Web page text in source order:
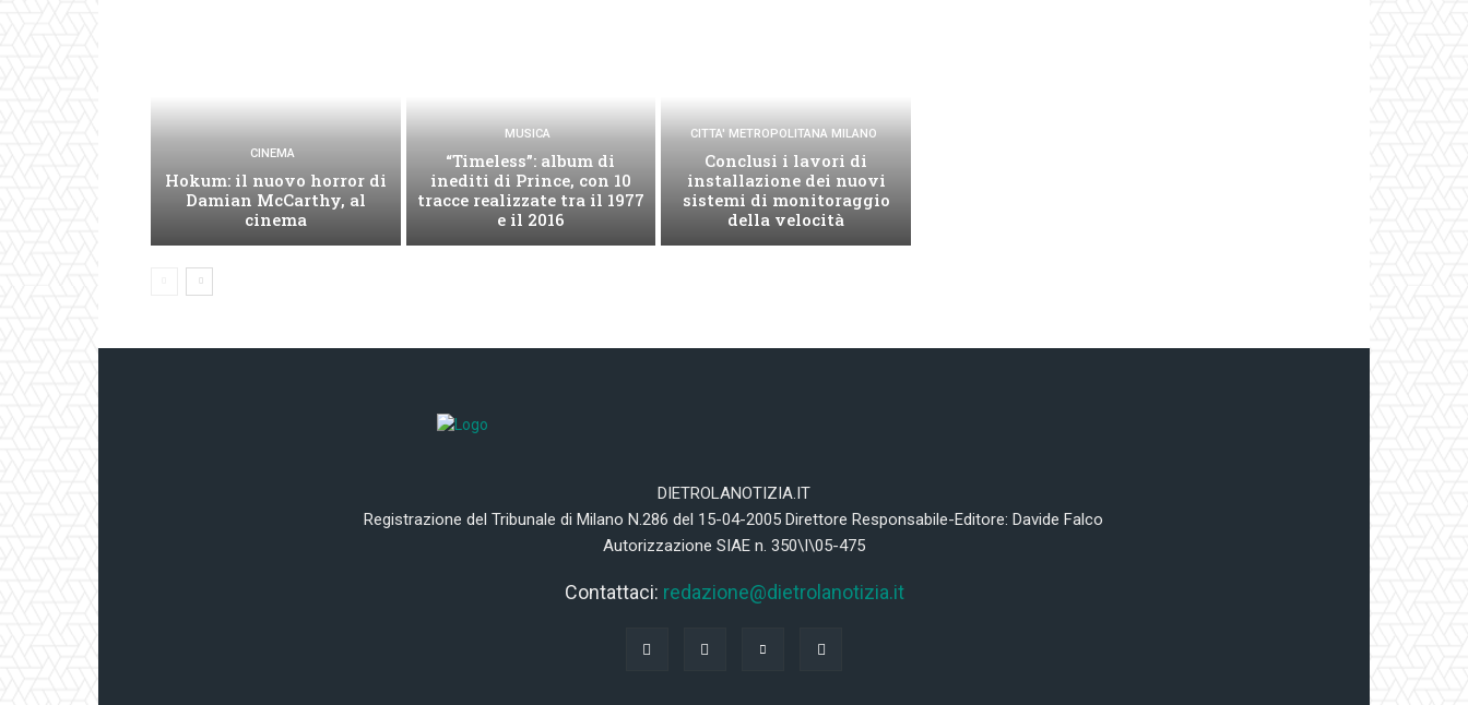
CINEMA
Hokum: il nuovo horror di
Damian McCarthy, al
cinema
MUSICA
“Timeless”: album di
inediti di Prince, con 10
tracce realizzate tra il 1977
e il 2016
CITTA' METROPOLITANA MILANO
Conclusi i lavori di
installazione dei nuovi
sistemi di monitoraggio
della velocità
DIETROLANOTIZIA.IT
Registrazione del Tribunale di Milano N.286 del 15-04-2005 Direttore Responsabile-Editore: Davide Falco
Autorizzazione SIAE n. 350\I\05-475
Contattaci: redazione@dietrolanotizia.it